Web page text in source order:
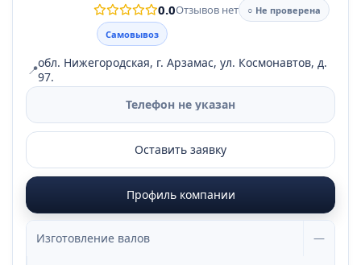
0.0Отзывов нет
○ Не проверена
Самовывоз
📍обл. Нижегородская, г. Арзамас, ул. Космонавтов, д.
97.
Телефон не указан
Оставить заявку
Профиль компании
Изготовление валов —